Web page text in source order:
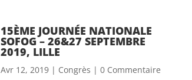
15ÈME JOURNÉE NATIONALE
SOFOG – 26&27 SEPTEMBRE
2019, LILLE
Avr 12, 2019 | Congrès | 0 Commentaire